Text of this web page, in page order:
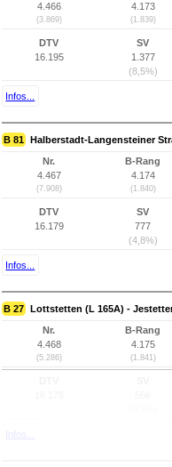
4.466
(3.869)
4.173
(1.839)
DTV
16.195
SV
1.377
(8,5%)
Infos...
B 81 Halberstadt-Langensteiner
Nr.
4.467
(7.908)
B-Rang
4.174
(1.840)
DTV
16.179
SV
777
(4,8%)
Infos...
B 27 Lottstetten (L 165A) -
Nr.
4.468
(5.286)
B-Rang
4.175
(1.841)
Infos...